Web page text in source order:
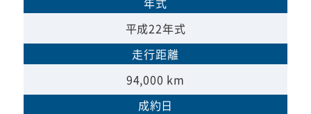
平成22年式
走行距離
94,000 km
成約日